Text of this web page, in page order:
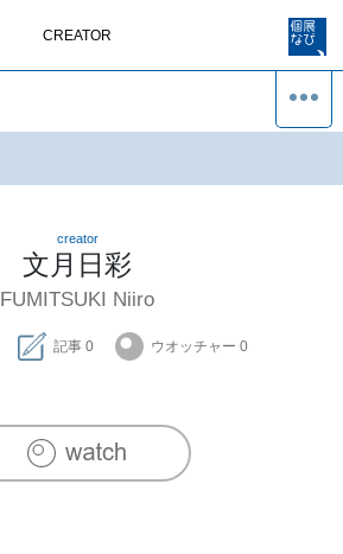
CREATOR
creator
文月日彩
FUMITSUKI Niiro
記事 0 ウオッチャー 0